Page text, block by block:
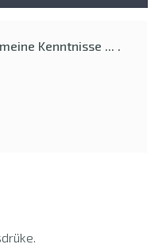
Kenntnisse ... .